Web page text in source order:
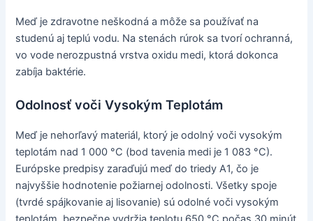
Meď je zdravotne neškodná a môže sa používať na
studenú aj teplú vodu. Na stenách rúrok sa tvorí ochranná,
vo vode nerozpustná vrstva oxidu medi, ktorá dokonca
zabíja baktérie.
Odolnosť voči Vysokým Teplotám
Meď je nehorľavý materiál, ktorý je odolný voči vysokým
teplotám nad 1 000 °C (bod tavenia medi je 1 083 °C).
Európske predpisy zaraďujú meď do triedy A1, čo je
najvyššie hodnotenie požiarnej odolnosti. Všetky spoje
(tvrdé spájkovanie aj lisovanie) sú odolné voči vysokým